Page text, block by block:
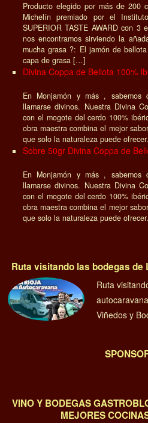
Producto elegido por más de 200
Michelín premiado por el
SUPERIOR TASTE AWARD con 3
nos encontramos sirviendo la
mucha grasa ?: El jamón de
capa de grasa […]
Divina Coppa de Bellota 100%
En Monjamón y más , sabemos
llamarse divinos. Nuestra Divina
con el mogote del cerdo 100%
obra maestra combina el mejor
que solo la naturaleza puede
Sobre 50gr Divina Coppa de
En Monjamón y más , sabemos
llamarse divinos. Nuestra Divina
con el mogote del cerdo 100%
obra maestra combina el mejor
que solo la naturaleza puede
Ruta visitando las bodegas de
Ruta
Viñedos y
VINO Y BODEGAS
MEJORES